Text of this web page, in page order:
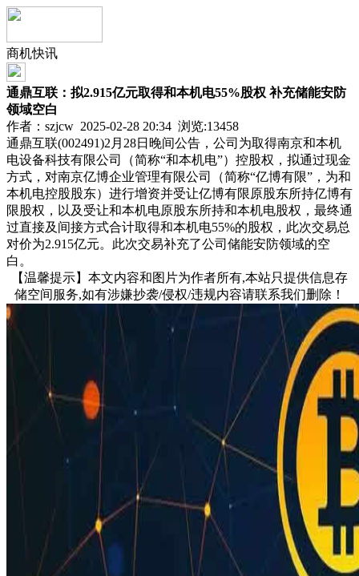
商机快讯
通鼎互联：拟2.915亿元取得和本机电55%股权 补充储能安防
领域空白
作者：szjcw 2025-02-28 20:34 浏览:13458
通鼎互联(002491)2月28日晚间公告，公司为取得南京和本机
电设备科技有限公司（简称“和本机电”）控股权，拟通过现金
方式，对南京亿博企业管理有限公司（简称“亿博有限”，为和
本机电控股股东）进行增资并受让亿博有限原股东所持亿博有
限股权，以及受让和本机电原股东所持和本机电股权，最终通
过直接及间接方式合计取得和本机电55%的股权，此次交易总
对价为2.915亿元。此次交易补充了公司储能安防领域的空
白。
【温馨提示】本文内容和图片为作者所有,本站只提供信息存
储空间服务,如有涉嫌抄袭/侵权/违规内容请联系我们删除！